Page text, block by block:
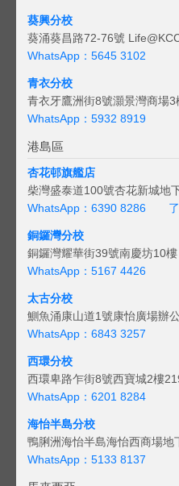
葵興分校
葵涌葵昌路72-76號
WhatsApp：5645 3102
青衣分校
青衣牙鷹洲街8號灝景灣商場3
WhatsApp：5932 8919
港島區
杏花邨旗艦店
柴灣盛泰道100號杏花新城地
WhatsApp：6390 8286
銅鑼灣分校
銅鑼灣耀華街39號南慶坊10樓
WhatsApp：5167 4426
太古分校
鰂魚涌康山道1號康怡廣場辦
WhatsApp：6843 3257
西環分校
西環卑路乍街8號西寶城2樓
WhatsApp：6201 8284
海怡半島分校
鴨脷洲海怡半島海怡西商場地
WhatsApp：5133 8137